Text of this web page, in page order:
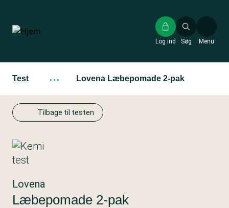
hovedindhold
Søg
Log ind Menu
Test ··· Lovena Læbepomade 2-pak
Tilbage til testen
Lovena
Læbepomade 2-pak